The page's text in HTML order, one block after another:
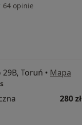
64 opinie
29B, Toruń • Mapa
280 zł